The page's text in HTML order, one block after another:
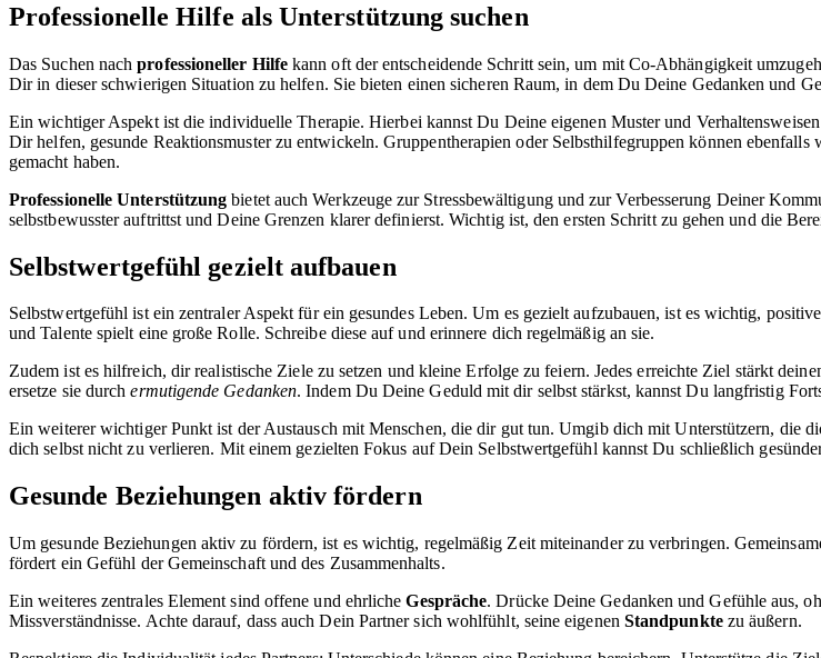
Professionelle Hilfe als Unterstützung suchen
Das Suchen nachprofessioneller Hilfekann oft der entscheidende Schritt sein, um mit Co-Abhängigkeit
Dir in dieser schwierigen Situation zu helfen. Sie bieten einen sicheren Raum, in dem Du Deine Gedanken und
Ein wichtiger Aspekt ist die individuelle Therapie. Hierbei kannst Du Deine eigenen Muster und
Dir helfen, gesunde Reaktionsmuster zu entwickeln. Gruppentherapien oder Selbsthilfegruppen können
gemacht haben.
Professionelle Unterstützung bietet auch Werkzeuge zur Stressbewältigung und zur Verbesserung Deiner
selbstbewusster auftrittst und Deine Grenzen klarer definierst. Wichtig ist, den ersten Schritt zu gehen und die
Selbstwertgefühl gezielt aufbauen
Selbstwertgefühl ist ein zentraler Aspekt für ein gesundes Leben. Um es gezielt aufzubauen, ist es wichtig,
und Talente spielt eine große Rolle. Schreibe diese auf und erinnere dich regelmäßig an sie.
Zudem ist es hilfreich, dir realistische Ziele zu setzen und kleine Erfolge zu feiern. Jedes erreichte Ziel stärkt
ersetze sie durchermutigende Gedanken. Indem Du Deine Geduld mit dir selbst stärkst, kannst Du langfristig
Ein weiterer wichtiger Punkt ist der Austausch mit Menschen, die dir gut tun. Umgib dich mit Unterstützern, die
dich selbst nicht zu verlieren. Mit einem gezielten Fokus auf Dein Selbstwertgefühl kannst Du schließlich
Gesunde Beziehungen aktiv fördern
Um gesunde Beziehungen aktiv zu fördern, ist es wichtig, regelmäßig Zeit miteinander zu verbringen.
fördert ein Gefühl der Gemeinschaft und des Zusammenhalts.
Ein weiteres zentrales Element sind offene und ehrlicheGespräche. Drücke Deine Gedanken und Gefühle aus,
Missverständnisse. Achte darauf, dass auch Dein Partner sich wohlfühlt, seine eigenen Standpunktezu äußern.